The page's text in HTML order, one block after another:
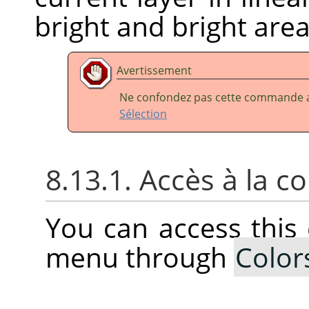
bright and bright
Avertissement
Ne confondez pas cette
Sélection
8.13.1. Accès à la
You can access
menu through